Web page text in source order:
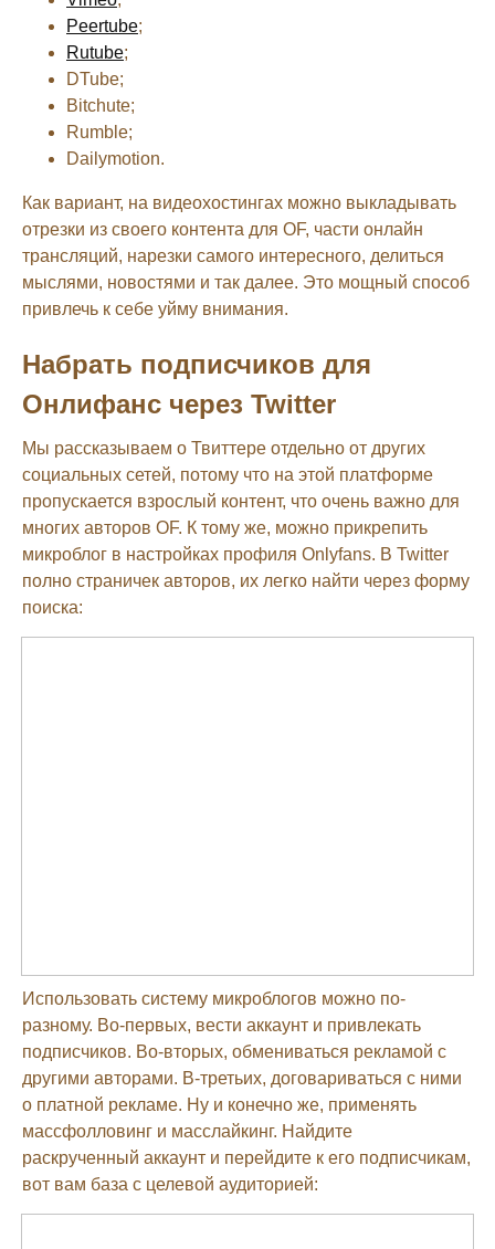
Peertube;
Rutube;
DTube;
Bitchute;
Rumble;
Dailymotion.
Как вариант, на видеохостингах можно выкладывать
отрезки из своего контента для OF, части онлайн
трансляций, нарезки самого интересного, делиться
мыслями, новостями и так далее. Это мощный способ
привлечь к себе уйму внимания.
Набрать подписчиков для
Онлифанс через Twitter
Мы рассказываем о Твиттере отдельно от других
социальных сетей, потому что на этой платформе
пропускается взрослый контент, что очень важно для
многих авторов OF. К тому же, можно прикрепить
микроблог в настройках профиля Onlyfans. В Twitter
полно страничек авторов, их легко найти через форму
поиска:
Использовать систему микроблогов можно по-
разному. Во-первых, вести аккаунт и привлекать
подписчиков. Во-вторых, обмениваться рекламой с
другими авторами. В-третьих, договариваться с ними
о платной рекламе. Ну и конечно же, применять
массфолловинг и масслайкинг. Найдите
раскрученный аккаунт и перейдите к его подписчикам,
вот вам база с целевой аудиторией: